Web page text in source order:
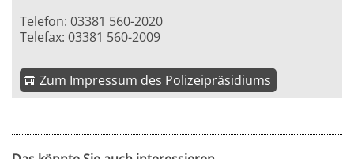
Telefon: 03381 560-2020
Telefax: 03381 560-2009
Zum Impressum des Polizeipräsidiums